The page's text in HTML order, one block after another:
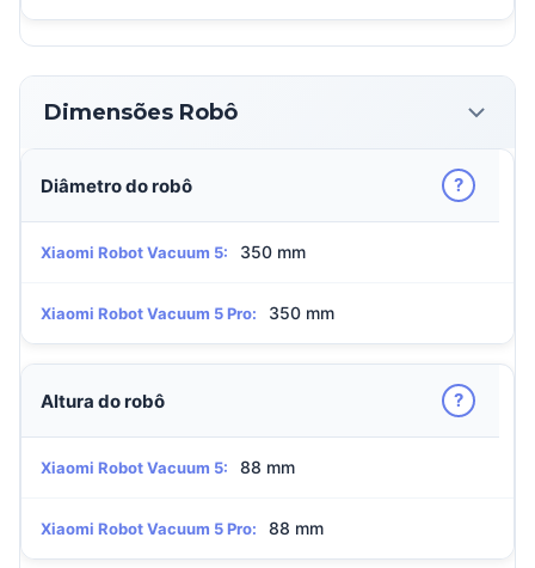
Dimensões Robô
Diâmetro do robô ?
Xiaomi Robot Vacuum 5: 350 mm
Xiaomi Robot Vacuum 5 Pro: 350 mm
Altura do robô ?
Xiaomi Robot Vacuum 5: 88 mm
Xiaomi Robot Vacuum 5 Pro: 88 mm